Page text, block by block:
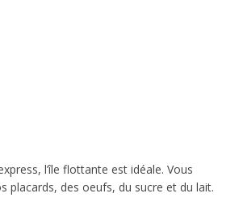
l’île flottante est idéale. Vous
placards, des oeufs, du sucre et du lait.